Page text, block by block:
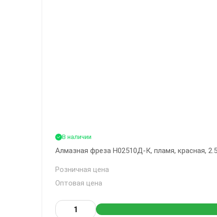
В наличии
Алмазная фреза Н02510Д-К, пламя, красная,
Розничная цена
Оптовая цена